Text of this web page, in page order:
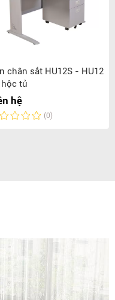
chân sắt HU12S - HU12
tủ
hệ
(0)